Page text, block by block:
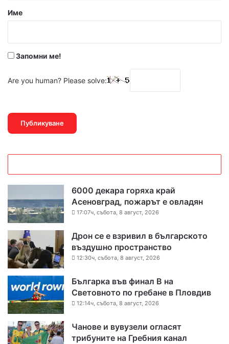
Име
Запомни ме!
Are you human? Please solve:
6000 декара горяха край
Асеновград, пожарът е овладян
17:07ч, събота, 8 август, 2026
Дрон се е взривил в българското
въздушно пространство
12:30ч, събота, 8 август, 2026
Българка във финал B на
Световното по гребане в Пловдив
12:14ч, събота, 8 август, 2026
Чанове и вувузели огласят
трибуните на Гребния канал